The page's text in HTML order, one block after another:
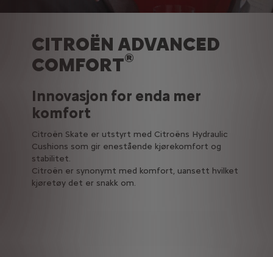
CITROËN ADVANCED
COMFORT®
Innovasjon for enda mer
komfort
Citroën Skate er utstyrt med Citroëns Hydraulic
Cushions som gir enestående kjørekomfort og
stabilitet.
Citroën er synonymt med komfort, uansett hvilket
kjøretøy det er snakk om.